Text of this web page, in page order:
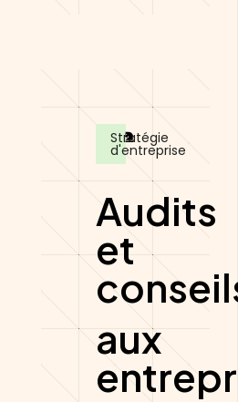
Stratégie
d'entreprise
Audits
et
aux